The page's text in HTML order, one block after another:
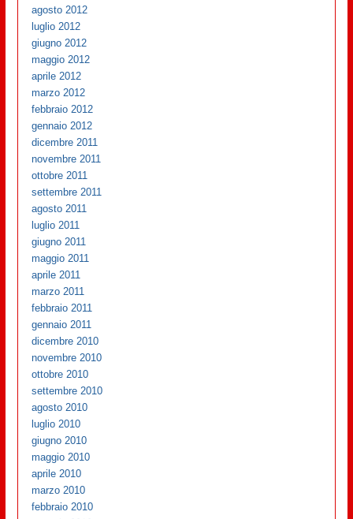
agosto 2012
luglio 2012
giugno 2012
maggio 2012
aprile 2012
marzo 2012
febbraio 2012
gennaio 2012
dicembre 2011
novembre 2011
ottobre 2011
settembre 2011
agosto 2011
luglio 2011
giugno 2011
maggio 2011
aprile 2011
marzo 2011
febbraio 2011
gennaio 2011
dicembre 2010
novembre 2010
ottobre 2010
settembre 2010
agosto 2010
luglio 2010
giugno 2010
maggio 2010
aprile 2010
marzo 2010
febbraio 2010